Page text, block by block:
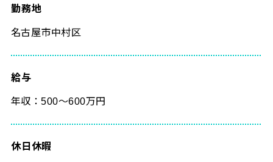
勤務地
名古屋市中村区
給与
年収：500～600万円
休日休暇